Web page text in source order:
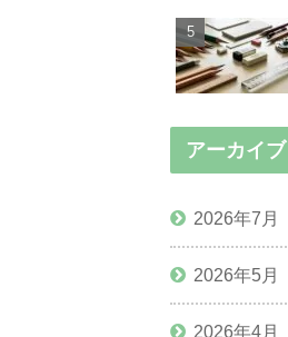
アーカイブ
2026年7月
2026年5月
2026年4月